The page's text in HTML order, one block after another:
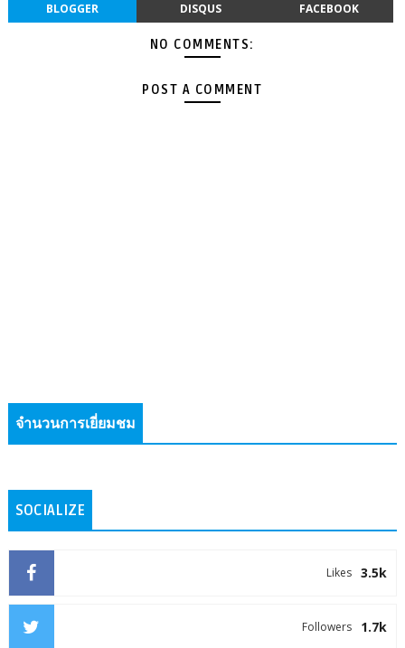
BLOGGER DISQUS FACEBOOK
NO COMMENTS:
POST A COMMENT
จำนวนการเยี่ยมชม
SOCIALIZE
3.5k
Likes
1.7k
Followers